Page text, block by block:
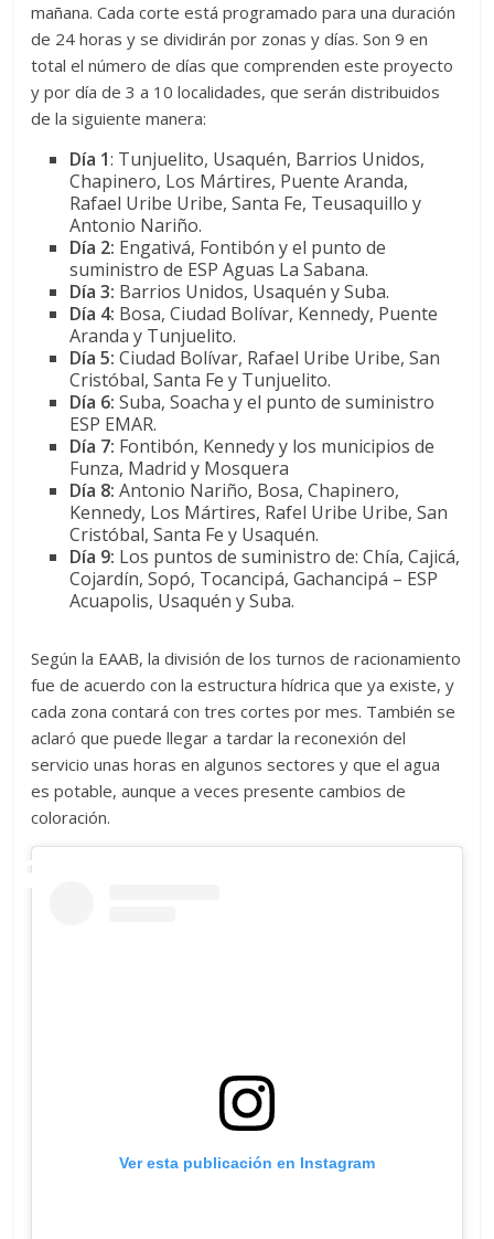
mañana. Cada corte está programado para una duración
de 24 horas y se dividirán por zonas y días. Son 9 en
total el número de días que comprenden este proyecto
y por día de 3 a 10 localidades, que serán distribuidos
de la siguiente manera:
Día 1: Tunjuelito, Usaquén, Barrios Unidos,
Chapinero, Los Mártires, Puente Aranda,
Rafael Uribe Uribe, Santa Fe, Teusaquillo y
Antonio Nariño.
Día 2: Engativá, Fontibón y el punto de
suministro de ESP Aguas La Sabana.
Día 3: Barrios Unidos, Usaquén y Suba.
Día 4: Bosa, Ciudad Bolívar, Kennedy, Puente
Aranda y Tunjuelito.
Día 5: Ciudad Bolívar, Rafael Uribe Uribe, San
Cristóbal, Santa Fe y Tunjuelito.
Día 6: Suba, Soacha y el punto de suministro
ESP EMAR.
Día 7: Fontibón, Kennedy y los municipios de
Funza, Madrid y Mosquera
Día 8: Antonio Nariño, Bosa, Chapinero,
Kennedy, Los Mártires, Rafel Uribe Uribe, San
Cristóbal, Santa Fe y Usaquén.
Día 9: Los puntos de suministro de: Chía, Cajicá,
Cojardín, Sopó, Tocancipá, Gachancipá – ESP
Acuapolis, Usaquén y Suba.
Según la EAAB, la división de los turnos de racionamiento
fue de acuerdo con la estructura hídrica que ya existe, y
cada zona contará con tres cortes por mes. También se
aclaró que puede llegar a tardar la reconexión del
servicio unas horas en algunos sectores y que el agua
es potable, aunque a veces presente cambios de
coloración.
Ver esta publicación en Instagram